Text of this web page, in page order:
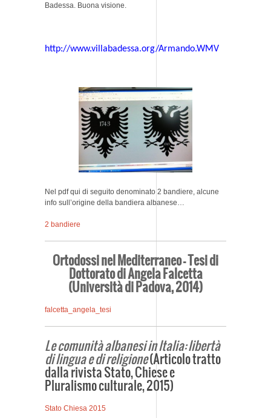
Badessa. Buona visione.
http://www.villabadessa.org/Armando.WMV
Nel pdf qui di seguito denominato 2 bandiere, alcune
info sull’origine della bandiera albanese…
2 bandiere
Ortodossi nel Mediterraneo – Tesi di
Dottorato di Angela Falcetta
(Università di Padova, 2014)
falcetta_angela_tesi
Le comunità albanesi in Italia: libertà
di lingua e di religione(Articolo tratto
dalla rivista Stato, Chiese e
Pluralismo culturale, 2015)
Stato Chiesa 2015